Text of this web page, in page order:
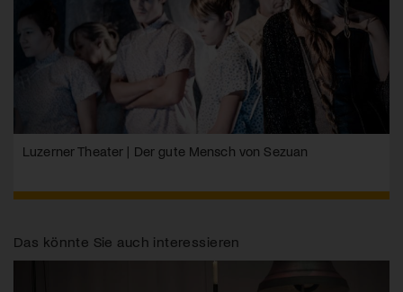
Luzerner Theater | Der gute Mensch von Sezuan
Das könnte Sie auch interessieren